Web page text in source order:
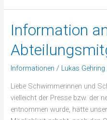
Information
Informationen / Lukas Gehring
Liebe Schwimmerinnen und
vielleicht der Presse bzw. der
entnommen wurde, hätte
Information
an
alle
Abteilungsmitglieder